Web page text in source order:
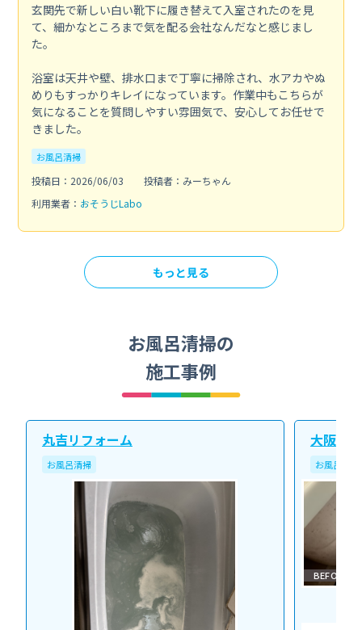
玄関先で新しい白い靴下に履き替えて入室されたのを見
て、細かなところまで気を配る会社なんだなと感じまし
た。
浴室は天井や壁、排水口まで丁寧に掃除され、水アカやぬ
めりもすっかりキレイになっています。作業中もこちらが
気になることを質問しやすい雰囲気で、安心してお任せで
きました。
お風呂清掃
投稿日：2026/06/03
投稿者：みーちゃん
利用業者： おそうじLabo
もっと見る
お風呂清掃の
施工事例
丸吉リフォーム
お風呂清掃
大阪北
お風呂清掃
BEFORE